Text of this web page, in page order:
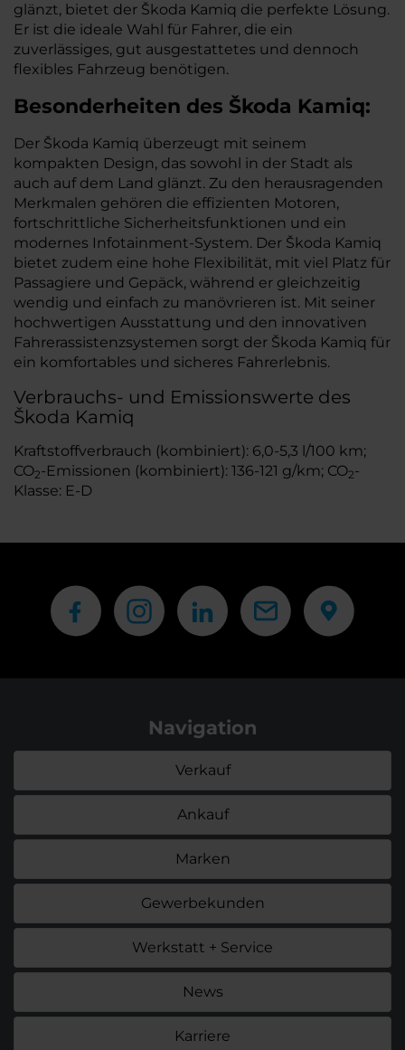
glänzt, bietet der Škoda Kamiq die perfekte Lösung.
Er ist die ideale Wahl für Fahrer, die ein
zuverlässiges, gut ausgestattetes und dennoch
flexibles Fahrzeug benötigen.
Besonderheiten des Škoda Kamiq:
Der Škoda Kamiq überzeugt mit seinem
kompakten Design, das sowohl in der Stadt als
auch auf dem Land glänzt. Zu den herausragenden
Merkmalen gehören die effizienten Motoren,
fortschrittliche Sicherheitsfunktionen und ein
modernes Infotainment-System. Der Škoda Kamiq
bietet zudem eine hohe Flexibilität, mit viel Platz für
Passagiere und Gepäck, während er gleichzeitig
wendig und einfach zu manövrieren ist. Mit seiner
hochwertigen Ausstattung und den innovativen
Fahrerassistenzsystemen sorgt der Škoda Kamiq für
ein komfortables und sicheres Fahrerlebnis.
Verbrauchs- und Emissionswerte des
Škoda Kamiq
Kraftstoffverbrauch (kombiniert): 6,0-5,3 l/100 km;
CO2-Emissionen (kombiniert): 136-121 g/km; CO2-
Klasse: E-D
Navigation
Verkauf
Ankauf
Marken
Gewerbekunden
Werkstatt + Service
News
Karriere